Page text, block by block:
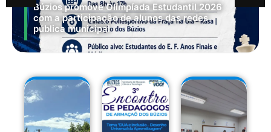
Búzios promove Olimpíada Estudantil 2026
com a participação de alunos das redes
pública municipal